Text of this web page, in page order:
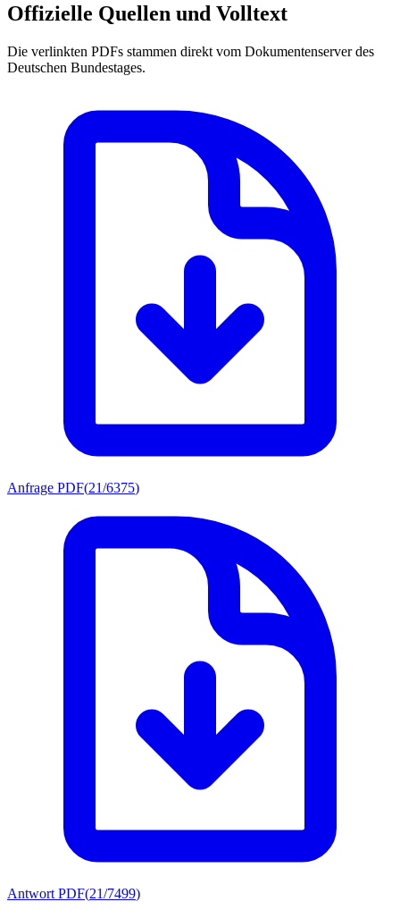
Offizielle Quellen und Volltext
Die verlinkten PDFs stammen direkt vom Dokumentenserver des
Deutschen Bundestages.
Anfrage PDF(21/6375)
Antwort PDF(21/7499)